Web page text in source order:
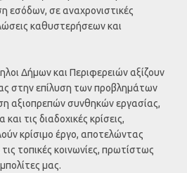
εσόδων, σε αναχρονιστικές
καθυστερήσεων και
Δήμων και Περιφερειών αξίζουν
στην επίλυση των προβλημάτων
αξιοπρεπών συνθηκών εργασίας,
τις διαδοχικές κρίσεις,
κρίσιμο έργο, αποτελώντας
τοπικές κοινωνίες, πρωτίστως
μας.